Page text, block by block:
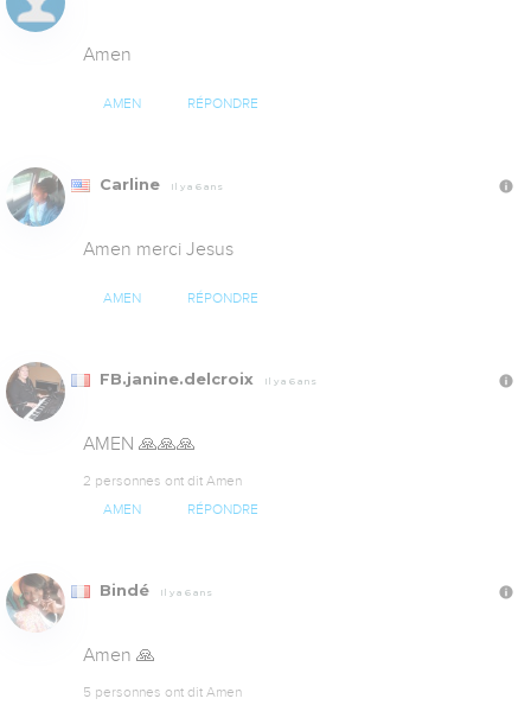
Amen
AMEN RÉPONDRE
Carline Il y a 6 ans
Amen merci Jesus
AMEN RÉPONDRE
FB.janine.delcroix Il y a 6 ans
AMEN 🙏🙏🙏
2 personnes ont dit Amen
AMEN RÉPONDRE
Bindé Il y a 6 ans
Amen 🙏
5 personnes ont dit Amen